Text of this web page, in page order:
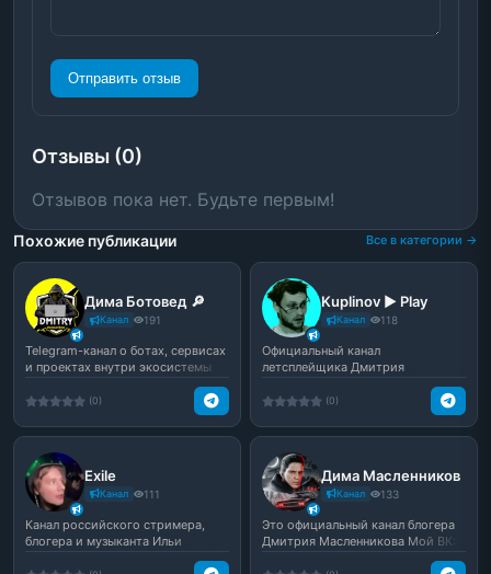
Отправить отзыв
Отзывы (0)
Отзывов пока нет. Будьте первым!
Похожие публикации Все в категории →
Дима Ботовед 🔎
Канал 191
Telegram-канал о ботах, сервисах
и проектах внутри экосистемы
(0)
Kuplinov ► Play
Канал 118
Официальный канал
летсплейщика Дмитрия
(0)
Exile
Канал 111
Канал российского стримера,
блогера и музыканта Ильи
Дима Масленников
Канал 133
Это официальный канал блогера
Дмитрия Масленникова Мой ВК: